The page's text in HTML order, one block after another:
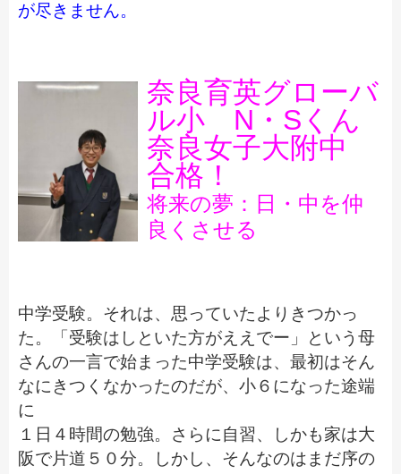
が尽きません。
奈良育英グローバ
ル小 N・Sくん
奈良女子大附中
合格！
将来の夢：日・中を仲
良くさせる
中学受験。それは、思っていたよりきつかっ
た。「受験はしといた方がええでー」という母
さんの一言で始まった中学受験は、最初はそん
なにきつくなかったのだが、小６になった途端
に
１日４時間の勉強。さらに自習、しかも家は大
阪で片道５０分。しかし、そんなのはまだ序の